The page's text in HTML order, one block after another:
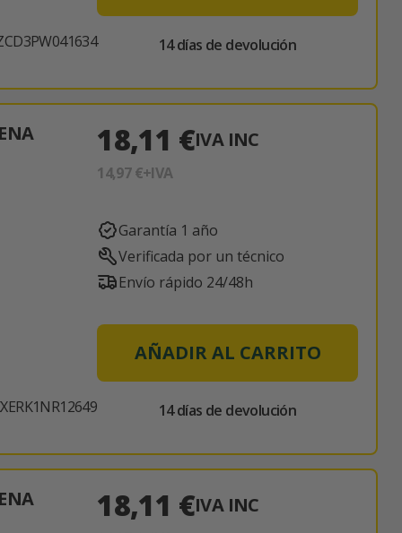
14 días de devolución
18,11 €IVA INC
14,97 €+IVA
Garantía 1 año
Verificada por un técnico
Envío rápido 24/48h
AÑADIR AL CARRITO
14 días de devolución
18,11 €IVA INC